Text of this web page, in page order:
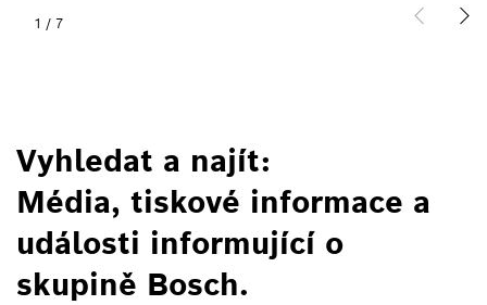
1 / 7
Vyhledat a najít:
Média, tiskové informace a
události informující o
skupině Bosch.